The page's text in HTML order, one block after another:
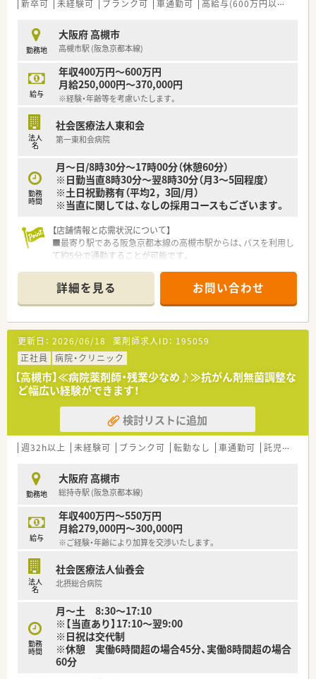
■LINEや電話を活用した段階的な服薬フォローに携わり、お薬
を渡した後も患者様の健康を継続的に支える役割を担います。
【職場環境と雰囲気】
■新入社員アンケートの約8割が「薬局の雰囲気の良さ」を入社
理由に挙げており、非常に風通しがよく馴染みやすい店舗です。
■在籍する薬剤師は30代前半から40代前半の5名全員が女性で
■子育て世代の薬剤師も多く活躍しており、急な体調不良や家庭
の用事の際にもスタッフ間で協力してシフトを調整していま
新卒可 未経験可 ブランク可 車通勤可 高給与(600万円以上)
勤務地
大阪府 高槻市
高槻市駅 (阪急京都本線)
給与
年収400万円～600万円
月給250,000円～370,000円
※経験・年齢等を考慮いたします。
法人
名
社会医療法人東和会
第一東和会病院
勤務
時間
月～日/8時30分～17時00分（休憩60分）
※日勤当直8時30分～翌8時30分（月3～5回程度）
※土日祝勤務有（平均2，3回/月）
※当直に関しては、なしの採用コースもございます。
【店舗情報と応需状況について】
■最寄り駅である阪急京都本線の高槻市駅からは、バスを利用し
て約5分で通勤することが可能です。
らの処方を応需しています。
■薬剤師は常勤13名とパート3名が在籍しており、常時9～10名
体制で業務にあたっています。
【求人情報について】
■長期的に安定してキャリアを形成できる、正社員の薬剤師とし
てご活躍いただきます。
■ご経験や能力を十分に考慮し、年収380万円から最大600万円
の範囲で給与を決定します。
■住宅手当や退職金制度はもちろん、福利厚生倶楽部など充実し
たサポート体制が整っています。
【勤務実態について】
■勤務時間は基本的に月曜日から土曜日の8時30分から17時00
■休日は4週8休のシフト制を採用しており、年間休日は111日で
プライベートも大切にできます。
■月に4回から5回程度の当直業務がありますが、ご家庭の事情
などに応じて相談が可能です。
【想定される業務内容】
■病棟薬剤業務実施加算を取得しており、1つの病棟に2名の担
■抗がん剤やTPNの混注業務、TDM業務など、専門性の高いスキ
ルを磨ける業務があります。
と連携して治療に貢献します。
詳細を見る お問い合わせ
更新日： 2026/06/18 薬剤師求人ID： 195059
正社員
病院・クリニック
【高槻市】≪病院薬剤師・残業少なめ♪≫抗がん剤無菌調整な
ど幅広い経験ができます！
検討リストに追加
週32h以上 未経験可 ブランク可 転勤なし 車通勤可 託児所あり
勤務地
大阪府 高槻市
総持寺駅 (阪急京都本線)
給与
年収400万円～550万円
月給279,000円～300,000円
※ご経験・年齢により加算を交渉いたします。
法人
名
社会医療法人仙養会
北摂総合病院
勤務
時間
月～土 8:30～17:10
※【当直あり】17:10～翌9:00
※日祝は交代制
※休憩 実働6時間超の場合45分、実働8時間超の場合
60分